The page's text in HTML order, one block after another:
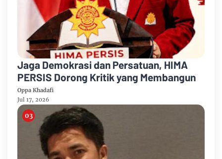
Jaga Demokrasi dan Persatuan, HIMA
PERSIS Dorong Kritik yang Membangun
Oppa Khadafi
Jul 17, 2026